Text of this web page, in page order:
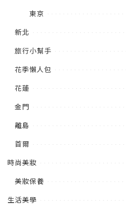
東京
新北
旅行小幫手
花季懶人包
花蓮
金門
離島
首爾
時尚美妝
美妝保養
生活美學